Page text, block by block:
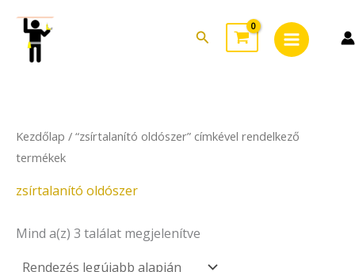
content
Search
Menu
Kezdőlap / “zsírtalanító oldószer” címkével rendelkező
termékek
zsírtalanító oldószer
Mind a(z) 3 találat megjelenítve
latest